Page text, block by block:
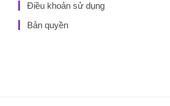
Điều khoản sử dụng
Bản quyền